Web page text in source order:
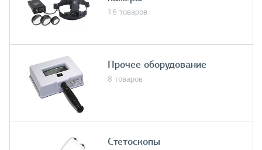
16 товаров
Прочее оборудование
8 товаров
Стетоскопы